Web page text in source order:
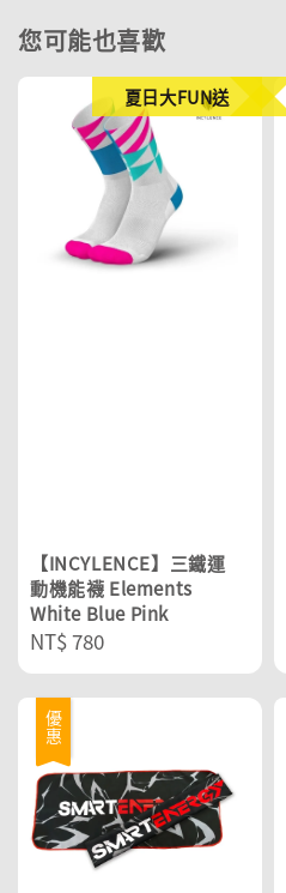
您可能也喜歡
夏日大FUN送
【INCYLENCE】三鐵運
動機能襪 Elements
White Blue Pink
Regular
price
NT$ 780
優惠